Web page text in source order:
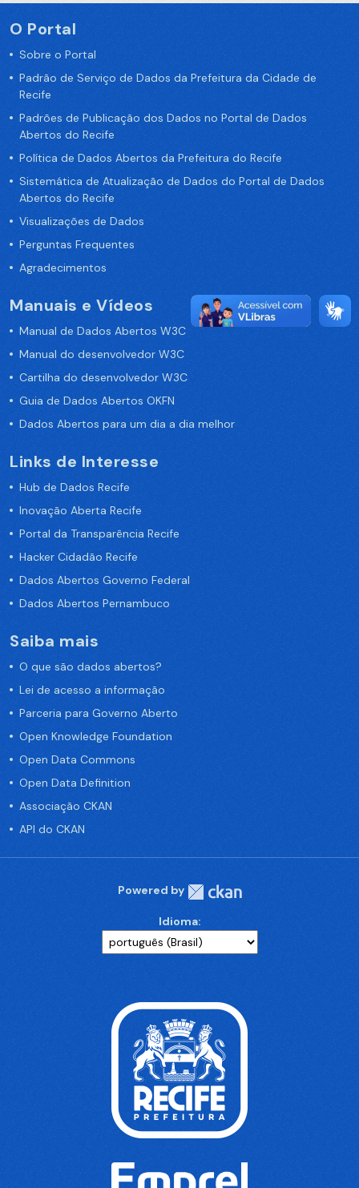
O Portal
Sobre o Portal
Padrão de Serviço de Dados da Prefeitura da Cidade de
Recife
Padrões de Publicação dos Dados no Portal de Dados
Abertos do Recife
Política de Dados Abertos da Prefeitura do Recife
Sistemática de Atualização de Dados do Portal de Dados
Abertos do Recife
Visualizações de Dados
Perguntas Frequentes
Agradecimentos
Manuais e Vídeos
Manual de Dados Abertos W3C
Manual do desenvolvedor W3C
Cartilha do desenvolvedor W3C
Guia de Dados Abertos OKFN
Dados Abertos para um dia a dia melhor
Links de Interesse
Hub de Dados Recife
Inovação Aberta Recife
Portal da Transparência Recife
Hacker Cidadão Recife
Dados Abertos Governo Federal
Dados Abertos Pernambuco
Saiba mais
O que são dados abertos?
Lei de acesso a informação
Parceria para Governo Aberto
Open Knowledge Foundation
Open Data Commons
Open Data Definition
Associação CKAN
API do CKAN
Powered by
Idioma